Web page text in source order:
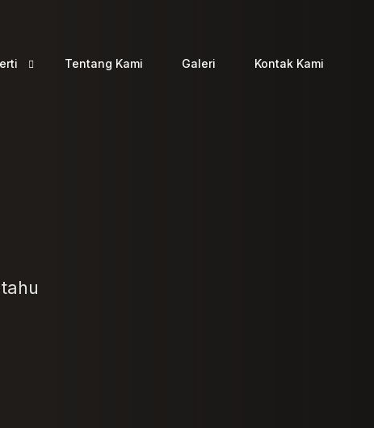
Tentang Kami Galeri Kontak Kami